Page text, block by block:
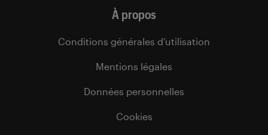
À propos
Conditions générales d’utilisation
Mentions légales
Données personnelles
Cookies